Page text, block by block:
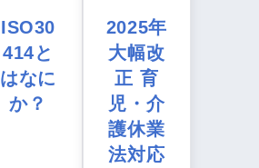
ISO30
414と
はなに
か？
2025年
大幅改
正 育
児・介
護休業
法対応